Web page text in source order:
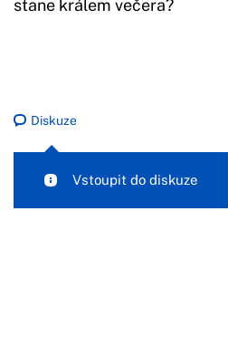
stane králem večera?
Diskuze
Vstoupit do diskuze